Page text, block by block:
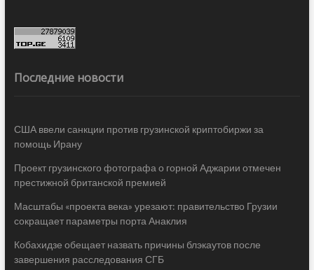
Последние новости
США ввели санкции против грузинской криптобиржи за
помощь Ирану
Проект грузинского фотографа о горной Аджарии отмечен
престижной британской премией
Масштабы «проекта века» урезают: правительство Грузии
сокращает параметры порта Анаклия
Кобахидзе обещает назвать причины блэкаутов после
завершения расследования СГБ